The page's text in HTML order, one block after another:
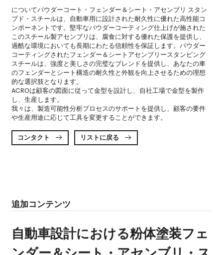
についてパウダーコート・フェンダー＆シート・アセンブリ スタン
プド・スチールは、自動車用に設計された耐久性に優れた高性能コ
ンポーネントです。堅牢なパウダーコーティング仕上げが施された
このスチール製アセンブリは、腐食に対する優れた保護を提供し、
過酷な環境においても長期にわたる信頼性を保証します。パウダー
コーティングされたフェンダー＆シートアセンブリースタンピング
スチールは、強度と美しさの完璧なブレンドを提供し、あなたの車
のフェンダーとシート構造の耐久性と外観を向上させるための理想
的な選択肢となります。
ACROは顧客の図面に従って金型を設計し、自社工場で金型を製作
し、生産します。
我々は、製造可能性分析プロセスのサポートを提供し、顧客の要件
や生産用途に応じて工具を変更することができます。
コンタクト  リストに戻る 
追加コンテンツ
自動車設計における粉体塗装フェ